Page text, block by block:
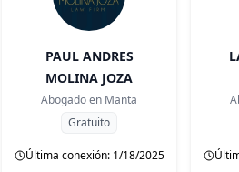
PAUL ANDRES
MOLINA JOZA
Abogado en Manta
Gratuito
Última conexión: 1/18/2025